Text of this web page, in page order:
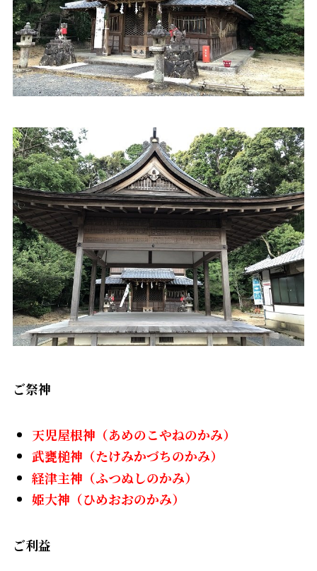
ご祭神
天児屋根神（あめのこやねのかみ）
武甕槌神（たけみかづちのかみ）
経津主神（ふつぬしのかみ）
姫大神（ひめおおのかみ）
ご利益